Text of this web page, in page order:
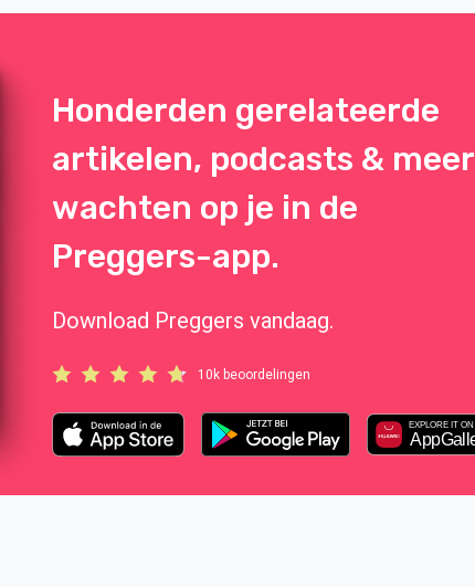
Honderden gerelateerde
artikelen, podcasts & meer
wachten op je in de
Preggers-app.
Download Preggers vandaag.
10k beoordelingen